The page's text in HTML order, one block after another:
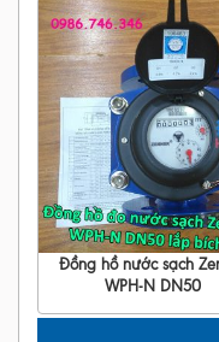
Đồng hồ nước sạch
WPH-N DN50